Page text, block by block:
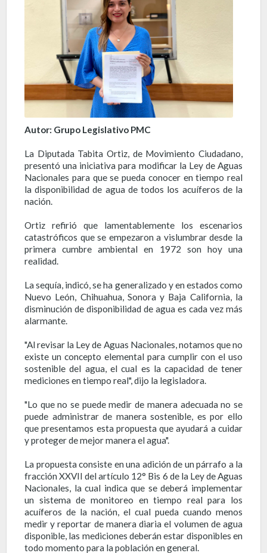
Autor: Grupo Legislativo PMC
La Diputada Tabita Ortiz, de Movimiento Ciudadano,
presentó una iniciativa para modificar la Ley de Aguas
Nacionales para que se pueda conocer en tiempo real
la disponibilidad de agua de todos los acuíferos de la
nación.
Ortiz refirió que lamentablemente los escenarios
catastróficos que se empezaron a vislumbrar desde la
primera cumbre ambiental en 1972 son hoy una
realidad.
La sequía, indicó, se ha generalizado y en estados como
Nuevo León, Chihuahua, Sonora y Baja California, la
disminución de disponibilidad de agua es cada vez más
alarmante.
"Al revisar la Ley de Aguas Nacionales, notamos que no
existe un concepto elemental para cumplir con el uso
sostenible del agua, el cual es la capacidad de tener
mediciones en tiempo real", dijo la legisladora.
"Lo que no se puede medir de manera adecuada no se
puede administrar de manera sostenible, es por ello
que presentamos esta propuesta que ayudará a cuidar
y proteger de mejor manera el agua".
La propuesta consiste en una adición de un párrafo a la
fracción XXVII del artículo 12° Bis 6 de la Ley de Aguas
Nacionales, la cual indica que se deberá implementar
un sistema de monitoreo en tiempo real para los
acuíferos de la nación, el cual pueda cuando menos
medir y reportar de manera diaria el volumen de agua
disponible, las mediciones deberán estar disponibles en
todo momento para la población en general.